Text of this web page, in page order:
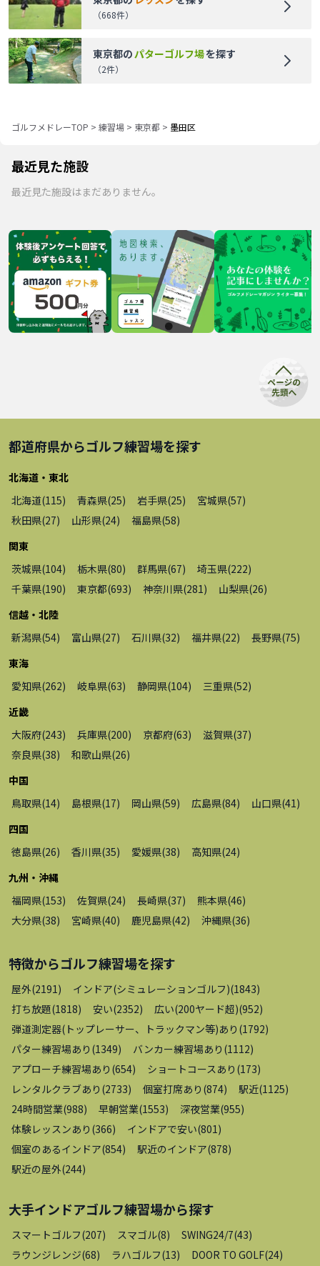
（668件）
東京都のパターゴルフ場を探す
（2件）
ゴルフメドレーTOP > 練習場 > 東京都 > 墨田区
最近見た施設
最近見た施設はまだありません。
都道府県からゴルフ練習場を探す
北海道・東北
北海道(115) 青森県(25) 岩手県(25) 宮城県(57)
秋田県(27) 山形県(24) 福島県(58)
関東
茨城県(104) 栃木県(80) 群馬県(67) 埼玉県(222)
千葉県(190) 東京都(693) 神奈川県(281 ) 山梨県(26)
信越・北陸
新潟県(54) 富山県(27) 石川県(32) 福井県(22) 長野県(75)
東海
愛知県(262) 岐阜県(63) 静岡県(104) 三重県(52)
近畿
大阪府(243) 兵庫県(200) 京都府(63) 滋賀県(37)
奈良県(38) 和歌山県(26)
中国
鳥取県(14) 島根県(17) 岡山県(59) 広島県(84) 山口県(41 )
四国
徳島県(26) 香川県(35) 愛媛県(38) 高知県(24)
九州・沖縄
福岡県(153) 佐賀県(24) 長崎県(37) 熊本県(46)
大分県(38) 宮崎県(40) 鹿児島県(42) 沖縄県(36)
特徴からゴルフ練習場を探す
屋外(2191 ) インドア(シミュレーションゴルフ)(1843)
打ち放題(1818) 安い(2352) 広い(200ヤード超)(952)
弾道測定器(トップレーサー、トラックマン等)あり (1792)
パター練習場あり (1349) バンカー練習場あり (1112)
アプローチ練習場あり (654) ショートコースあり (173)
レンタルクラブあり (2733) 個室打席あり (874) 駅近(1125)
24時間営業(988) 早朝営業(1553) 深夜営業(955)
体験レッスンあり (366) インドアで安い(801 )
個室のあるインドア(854) 駅近のインドア(878)
駅近の屋外(244)
大手インドアゴルフ練習場から探す
スマートゴルフ(207) スマゴル(8) SWING24/7(43)
ラウンジレンジ(68) ラハゴルフ(13) DOOR TO GOLF(24)